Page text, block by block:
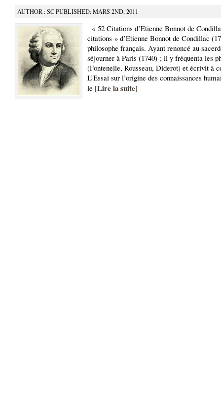
AUTHOR : SC PUBLISHED: MARS 2ND, 2011
« 52 Citations d’Etienne Bonnot de
citations » d’Etienne Bonnot de Condillac
philosophe français. Ayant renoncé au
séjourner à Paris (1740) ; il y fréquenta les
(Fontenelle, Rousseau, Diderot) et écrivit à
L’Essai sur l’origine des connaissances
le [Lire la suite]